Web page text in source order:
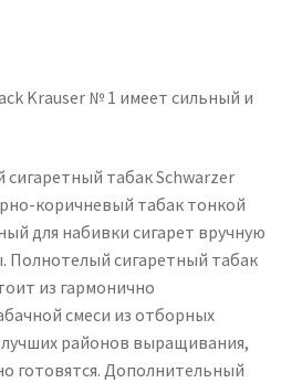
Krauser № 1 имеет сильный и
табак Schwarzer
коричневый табак тонкой
для набивки сигарет вручную
сигаретный табак
из гармонично
смеси из отборных
районов выращивания,
готовятся. Дополнительный